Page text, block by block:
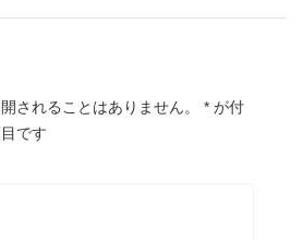
されることはありません。 * が付
です